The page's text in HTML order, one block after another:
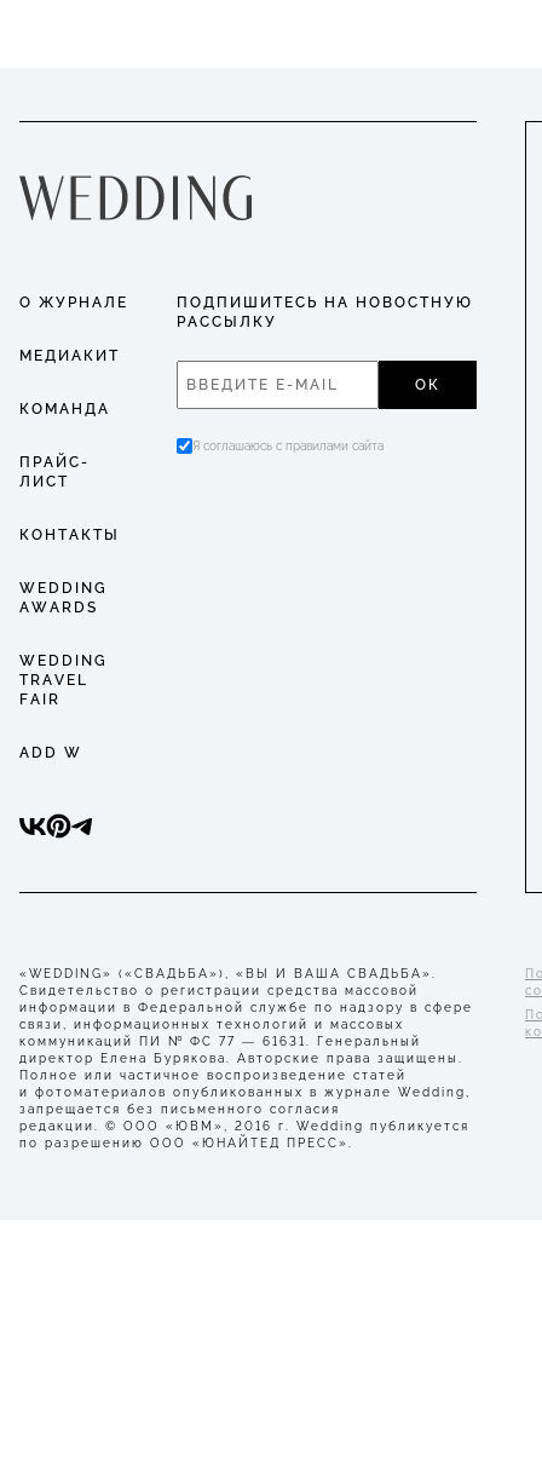
О ЖУРНАЛЕ
МЕДИАКИТ
КОМАНДА
ПРАЙС-
ЛИСТ
КОНТАКТЫ
WEDDING
AWARDS
WEDDING
TRAVEL
FAIR
ADD W
ПОДПИШИТЕСЬ НА НОВОСТНУЮ
РАССЫЛКУ
ОК
Я соглашаюсь с правилами сайта
«WEDDING» («СВАДЬБА»), «ВЫ И ВАША СВАДЬБА».
Свидетельство о регистрации средства массовой
информации в Федеральной службе по надзору в сфере
связи, информационных технологий и массовых
коммуникаций ПИ № ФС 77 — 61631. Генеральный
директор Елена Бурякова. Авторские права защищены.
Полное или частичное воспроизведение статей
и фотоматериалов опубликованных в журнале Wedding,
запрещается без письменного согласия
редакции. © ООО «ЮВМ», 2016 г. Wedding публикуется
по разрешению ООО «ЮНАЙТЕД ПРЕСС».